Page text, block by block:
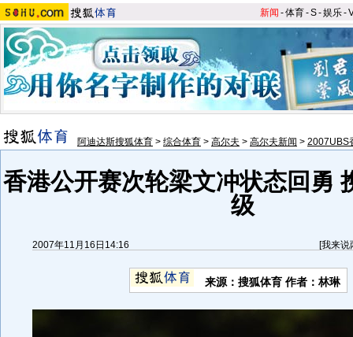
新闻 -体育-S-娱乐-
阿迪达斯搜狐体育 > 综合体育 > 高尔夫 > 高尔夫新闻 > 2007UBS
香港公开赛次轮梁文冲状态回勇
级
2007年11月16日14:16 [我来说
来源：搜狐体育 作者：林琳